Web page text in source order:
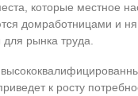
которые местное
домработницами и
рынка труда.
к росту